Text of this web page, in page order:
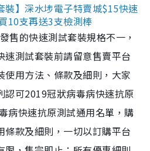
裝】深水埗電子特賣城$15快速
10支再送3支檢測棒
售的快速測試套裝規格不一，
速測試套裝前請留意售賣平台
使用方法、條款及細則，大家
認可2019冠狀病毒病快速抗原
病快速抗原測試通用名單，購
條款及細則，一切以訂購平台